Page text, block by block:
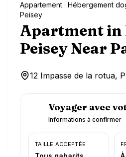
Appartement · Hébergement
Peisey
Apartment in
Peisey Near
12 Impasse de la rotua,
Voyager avec
Informations à confirmer
TAILLE ACCEPTÉE